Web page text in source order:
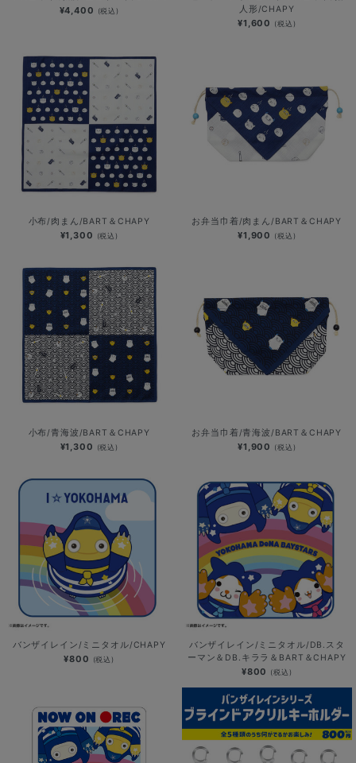
¥4,400 (税込)
人形/CHAPY
¥1,600 (税込)
小布/肉まん/BART＆CHAPY
¥1,300 (税込)
お弁当巾着/肉まん/BART＆CHAPY
¥1,900 (税込)
小布/青海波/BART＆CHAPY
¥1,300 (税込)
お弁当巾着/青海波/BART＆CHAPY
¥1,900 (税込)
バンザイレイン/ミニタオル/CHAPY
¥800 (税込)
バンザイレイン/ミニタオル/DB.スタ
ーマン＆DB.キララ＆BART＆CHAPY
¥800 (税込)